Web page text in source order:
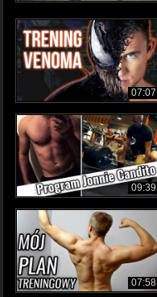
07:07
09:39
07:58